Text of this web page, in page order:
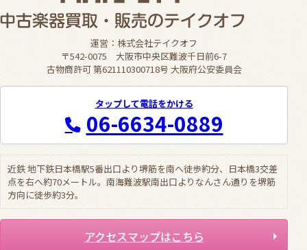
運営：株式会社テイクオフ
〒542-0075 大阪市中央区難波千日前6-7
古物商許可 第621110300718号 大阪府公安委員会
タップして電話をかける
06-6634-0889
近鉄 地下鉄日本橋駅5番出口より堺筋を南へ徒歩約分、日本橋3交差
点を右へ約70メートル。南海難波駅南出口よりなんさん通りを堺筋
方向に徒歩約3分。
アクセスマップはこちら